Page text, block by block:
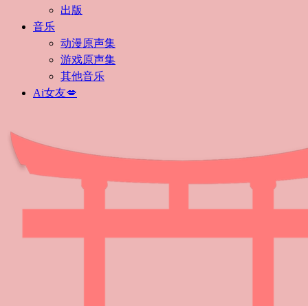
出版
音乐
动漫原声集
游戏原声集
其他音乐
Ai女友💋